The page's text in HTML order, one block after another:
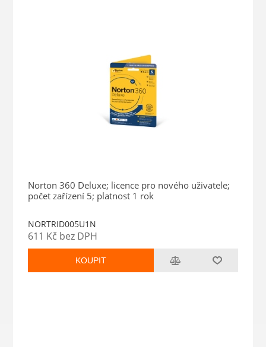
Norton 360 Deluxe; licence pro nového uživatele;
počet zařízení 5; platnost 1 rok
NORTRID005U1N
611 Kč bez DPH
KOUPIT